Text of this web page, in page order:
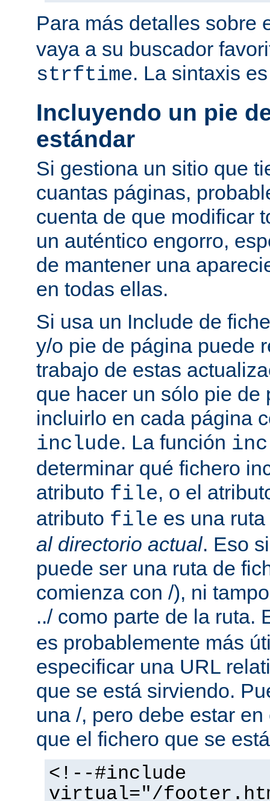
Para más detalles sobre
vaya a su buscador
strftime. La sintaxis
Incluyendo un pie
estándar
Si gestiona un sitio que
cuantas páginas,
cuenta de que modificar
un auténtico engorro,
de mantener una
en todas ellas.
Si usa un Include de
y/o pie de página puede
trabajo de estas
que hacer un sólo pie de
incluirlo en cada página
include. La función
determinar qué fichero
atributo file, o el
atributo file es una
al directorio actual. Eso
puede ser una ruta de
comienza con /), ni
../ como parte de la ruta.
es probablemente más
especificar una URL
que se está sirviendo.
una /, pero debe estar
que el fichero que se
<!--#include
virtual="/